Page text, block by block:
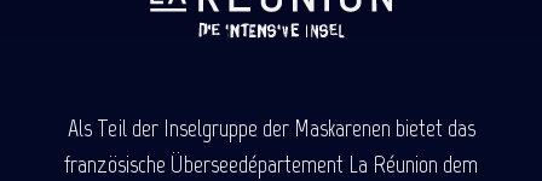
Als Teil der Inselgruppe der Maskarenen bietet das
französische Überseedépartement La Réunion dem